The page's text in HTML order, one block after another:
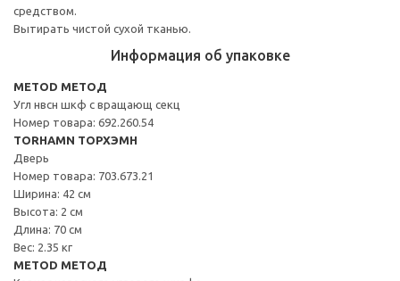
средством.
Вытирать чистой сухой тканью.
Информация об упаковке
METOD МЕТОД
Угл нвсн шкф с вращающ секц
Номер товара: 692.260.54
TORHAMN ТОРХЭМН
Дверь
Номер товара: 703.673.21
Ширина: 42 см
Высота: 2 см
Длина: 70 см
Вес: 2.35 кг
METOD МЕТОД